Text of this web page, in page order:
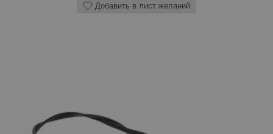
Добавить в лист желаний